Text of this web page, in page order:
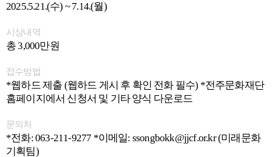
2025.5.21.(수) ~ 7.14.(월)
시상내역
총 3,000만원
접수방법
*웹하드 제출 (웹하드 게시 후 확인 전화 필수) *전주문화재단
홈페이지에서 신청서 및 기타 양식 다운로드
문의처
*전화: 063-211-9277 *이메일: ssongbokk@jjcf.or.kr (미래문화
기획팀)